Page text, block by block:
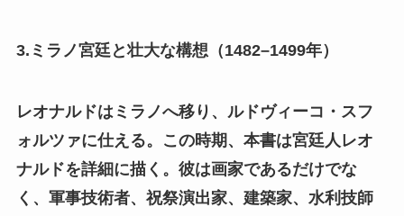
3.ミラノ宮廷と壮大な構想（1482–1499年）
レオナルドはミラノへ移り、ルドヴィーコ・スフ
ォルツァに仕える。この時期、本書は宮廷人レオ
ナルドを詳細に描く。彼は画家であるだけでな
く、軍事技術者、祝祭演出家、建築家、水利技師